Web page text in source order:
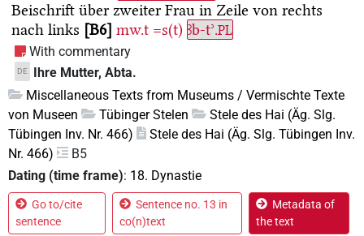
Beischrift über zweiter Frau in Zeile von rechts
nach links B6 mw.t =s(t) ꜣb-tʾ.PL
With commentary
DE
Ihre Mutter, Abta.
Miscellaneous Texts from Museums / Vermischte Texte
von Museen
Tübinger Stelen
Stele des Hai (Äg. Slg.
Tübingen Inv. Nr. 466)
Stele des Hai (Äg. Slg. Tübingen Inv.
Nr. 466)
B5
Dating (time frame): 18. Dynastie
Go to/cite
sentence
Sentence no. 13 in
co(n)text
Metadata of
the text